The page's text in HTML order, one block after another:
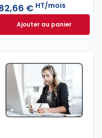
€HT/mois
€ HT/mois
Ajouter au panier
Guide Paie à